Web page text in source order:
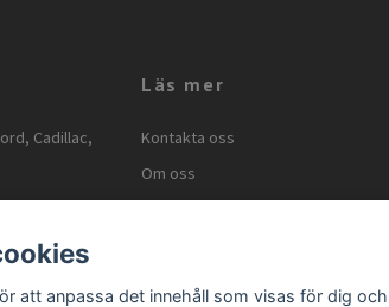
Cadillac,
Läs mer
Kontakta oss
Om oss
att anpassa det innehåll som visas för dig